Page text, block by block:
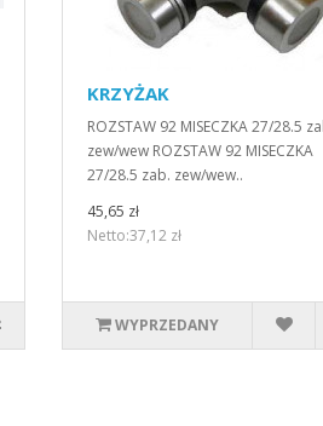
KRZYŻAK
ROZSTAW 92 MISECZKA 27/28.5
zew/wew ROZSTAW 92 MISECZKA
27/28.5 zab. zew/wew..
45,65 zł
Netto:37,12 zł
WYPRZEDANY